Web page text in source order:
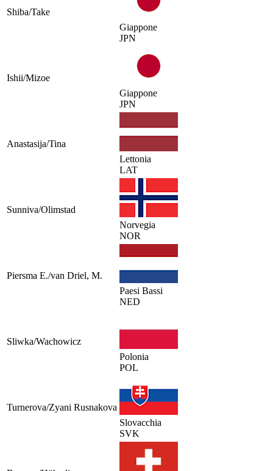
Shiba/Take
Giappone
JPN
Ishii/Mizoe
Giappone
JPN
Anastasija/Tina
Lettonia
LAT
Sunniva/Olimstad
Norvegia
NOR
Piersma E./van Driel, M.
Paesi Bassi
NED
Sliwka/Wachowicz
Polonia
POL
Turnerova/Zyani Rusnakova
Slovacchia
SVK